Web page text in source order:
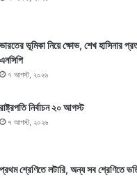
ভারতের ভূমিকা নিয়ে ক্ষোভ, শেখ হাসিনার
এনসিপি
৭ আগস্ট, ২০২৬
রাষ্ট্রপতি নির্বাচন ২০ আগস্ট
৭ আগস্ট, ২০২৬
প্রথম শ্রেণিতে লটারি, অন্য সব শ্রেণিতে